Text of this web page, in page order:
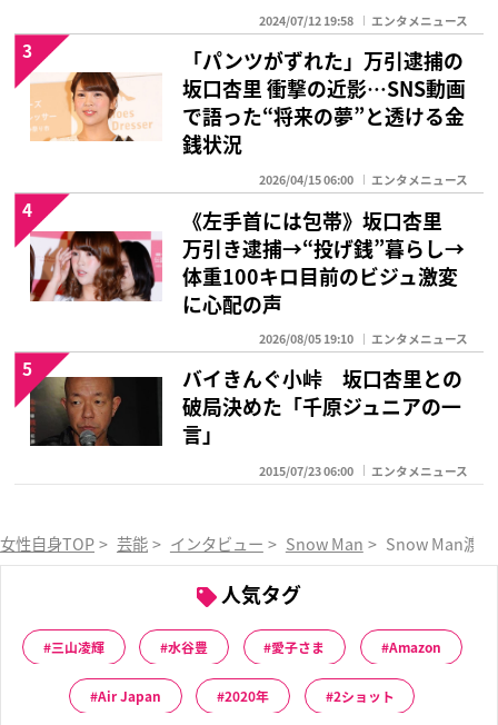
2024/07/12 19:58 エンタメニュース
「パンツがずれた」万引逮捕の
坂口杏里 衝撃の近影…SNS動画
で語った“将来の夢”と透ける金
銭状況
2026/04/15 06:00 エンタメニュース
3
《左手首には包帯》坂口杏里
万引き逮捕→“投げ銭”暮らし→
体重100キロ目前のビジュ激変
に心配の声
2026/08/05 19:10 エンタメニュース
4
バイきんぐ小峠 坂口杏里との
破局決めた「千原ジュニアの一
言」
2015/07/23 06:00 エンタメニュース
5
女性自身TOP > 芸能 > インタビュー > Snow Man > Snow Man渡
人気タグ
三山凌輝 水谷豊 愛子さま Amazon
Air Japan 2020年 2ショット